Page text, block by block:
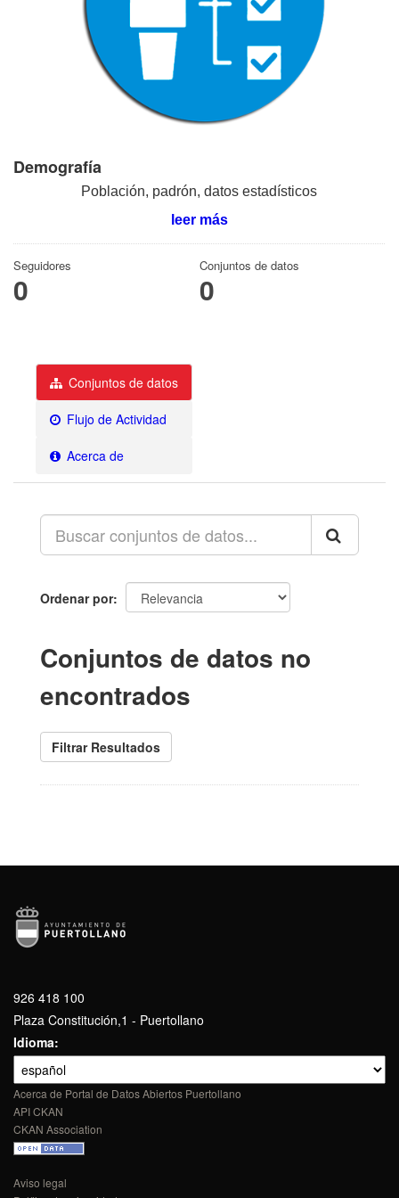
Demografía
Población, padrón, datos estadísticos
leer más
Seguidores
0
Conjuntos de datos
0
Conjuntos de datos
Flujo de Actividad
Acerca de
Ordenar por
Conjuntos de datos no
encontrados
Filtrar Resultados
926 418 100
Plaza Constitución,1 - Puertollano
Idioma
Acerca de Portal de Datos Abiertos Puertollano
API CKAN
CKAN Association
Aviso legal